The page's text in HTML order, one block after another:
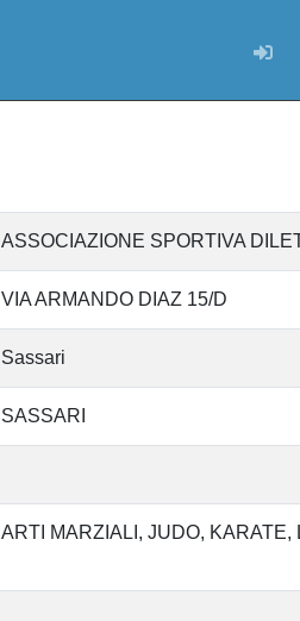
ASSOCIAZIONE SPORTIVA
VIA ARMANDO DIAZ 15/D
Sassari
SASSARI
ARTI MARZIALI JUDO KARATE